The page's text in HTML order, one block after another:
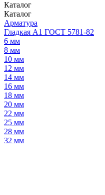
Каталог
Каталог
Арматура
Гладкая А1 ГОСТ 5781-82
6 мм
8 мм
10 мм
12 мм
14 мм
16 мм
18 мм
20 мм
22 мм
25 мм
28 мм
32 мм